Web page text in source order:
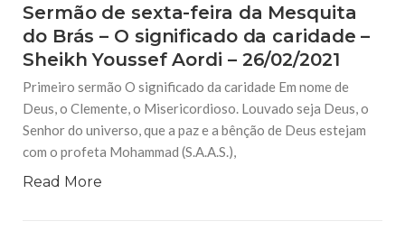
Sermão de sexta-feira da Mesquita
do Brás – O significado da caridade –
Sheikh Youssef Aordi – 26/02/2021
Primeiro sermão O significado da caridade Em nome de
Deus, o Clemente, o Misericordioso. Louvado seja Deus, o
Senhor do universo, que a paz e a bênção de Deus estejam
com o profeta Mohammad (S.A.A.S.),
Read More